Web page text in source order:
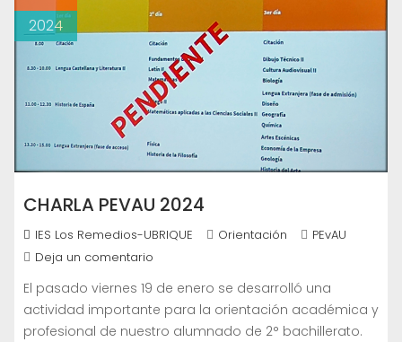
2024
CHARLA PEVAU 2024
IES Los Remedios-UBRIQUE Orientación
PEvAU
Deja un comentario
El pasado viernes 19 de enero se desarrolló una
actividad importante para la orientación académica y
profesional de nuestro alumnado de 2° bachillerato.